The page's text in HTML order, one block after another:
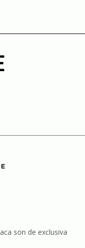
son de exclusiva